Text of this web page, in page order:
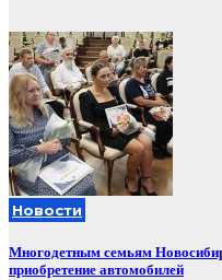
Новости
Многодетным семьям
приобретение автомобилей